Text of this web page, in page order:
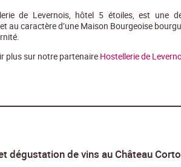
de Levernois, hôtel 5 étoiles, est une
au caractère d’une Maison Bourgeoise
plus sur notre partenaire Hostellerie de
dégustation de vins au Château